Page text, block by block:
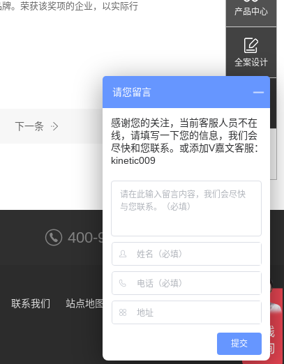
。荣获该奖项的企业，以实际行
下一条
400-9001-988
联系我们 站点地图
产品中心
全案设计
请您留言
感谢您的关注，当前客服人员不在
线，请填写一下您的信息，我们会
尽快和您联系。或添加V嘉文客服：
kinetic009
提交